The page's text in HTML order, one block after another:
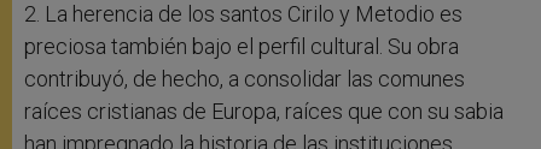
2. La herencia de los santos Cirilo y Metodio es
preciosa también bajo el perfil cultural. Su obra
contribuyó, de hecho, a consolidar las comunes
raíces cristianas de Europa, raíces que con su sabia
han impregnado la historia de las instituciones